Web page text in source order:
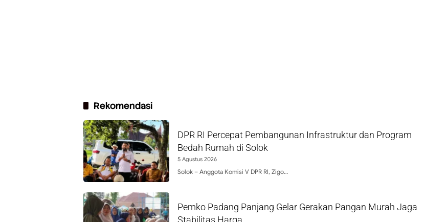
Rekomendasi
DPR RI Percepat Pembangunan Infrastruktur dan Program
Bedah Rumah di Solok
5 Agustus 2026
Solok – Anggota Komisi V DPR RI, Zigo…
Pemko Padang Panjang Gelar Gerakan Pangan Murah Jaga